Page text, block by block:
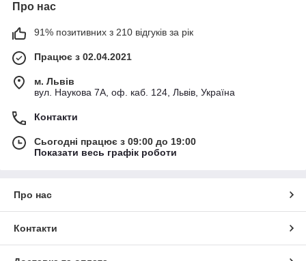
Про нас
91% позитивних з 210 відгуків за рік
Працює з 02.04.2021
м. Львів
вул. Наукова 7А, оф. каб. 124, Львів, Україна
Контакти
Сьогодні працює з 09:00 до 19:00
Показати весь графік роботи
Про нас
Контакти